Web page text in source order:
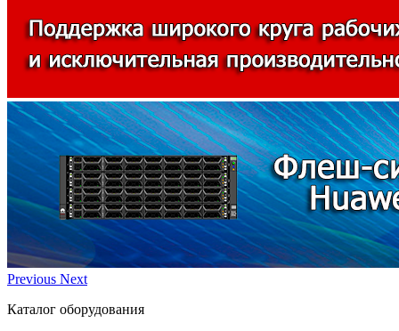
Previous Next
Каталог оборудования